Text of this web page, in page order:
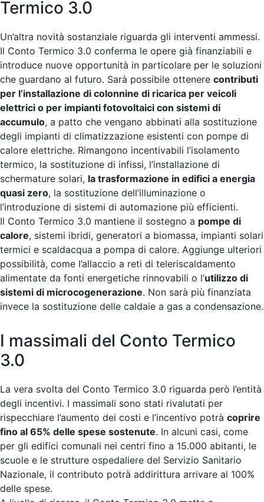
Termico 3.0
Un’altra novità sostanziale riguarda gli interventi ammessi.
Il Conto Termico 3.0 conferma le opere già finanziabili e
introduce nuove opportunità in particolare per le soluzioni
che guardano al futuro. Sarà possibile ottenere contributi
per l’installazione di colonnine di ricarica per veicoli
elettrici o per impianti fotovoltaici con sistemi di
accumulo, a patto che vengano abbinati alla sostituzione
degli impianti di climatizzazione esistenti con pompe di
calore elettriche. Rimangono incentivabili l’isolamento
termico, la sostituzione di infissi, l’installazione di
schermature solari, la trasformazione in edifici a energia
quasi zero, la sostituzione dell’illuminazione o
l’introduzione di sistemi di automazione più efficienti.
Il Conto Termico 3.0 mantiene il sostegno a pompe di
calore, sistemi ibridi, generatori a biomassa, impianti solari
termici e scaldacqua a pompa di calore. Aggiunge ulteriori
possibilità, come l’allaccio a reti di teleriscaldamento
alimentate da fonti energetiche rinnovabili o l’utilizzo di
sistemi di microcogenerazione. Non sarà più finanziata
invece la sostituzione delle caldaie a gas a condensazione.
I massimali del Conto Termico
3.0
La vera svolta del Conto Termico 3.0 riguarda però l’entità
degli incentivi. I massimali sono stati rivalutati per
rispecchiare l’aumento dei costi e l’incentivo potrà coprire
fino al 65% delle spese sostenute. In alcuni casi, come
per gli edifici comunali nei centri fino a 15.000 abitanti, le
scuole e le strutture ospedaliere del Servizio Sanitario
Nazionale, il contributo potrà addirittura arrivare al 100%
delle spese.